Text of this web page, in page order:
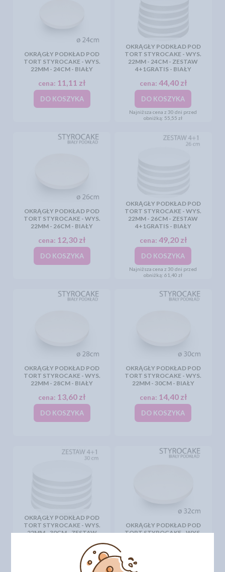
OKRĄGŁY PODKŁAD POD
TORT STYROCAKE - WYS.
22MM - 24CM - BIAŁY
cena: 11,11 zł
DO KOSZYKA
OKRĄGŁY PODKŁAD POD
TORT STYROCAKE - WYS.
22MM - 24CM - ZESTAW
4+1GRATIS - BIAŁY
cena: 44,40 zł
DO KOSZYKA
Najniższa cena z 30 dni przed
obniżką: 55,55 zł
OKRĄGŁY PODKŁAD POD
TORT STYROCAKE - WYS.
22MM - 26CM - BIAŁY
cena: 12,30 zł
DO KOSZYKA
OKRĄGŁY PODKŁAD POD
TORT STYROCAKE - WYS.
22MM - 26CM - ZESTAW
4+1GRATIS - BIAŁY
cena: 49,20 zł
DO KOSZYKA
Najniższa cena z 30 dni przed
obniżką:61,40 zł
OKRĄGŁY PODKŁAD POD
TORT STYROCAKE - WYS.
22MM - 28CM - BIAŁY
cena: 13,60 zł
DO KOSZYKA
OKRĄGŁY PODKŁAD POD
TORT STYROCAKE - WYS.
22MM - 30CM - BIAŁY
cena: 14,40 zł
DO KOSZYKA
OKRĄGŁY PODKŁAD POD
TORT STYROCAKE - WYS.
22MM - 30CM - ZESTAW
57,63 zł
DO KOSZYKA
OKRĄGŁY PODKŁAD POD
TORT STYROCAKE - WYS.